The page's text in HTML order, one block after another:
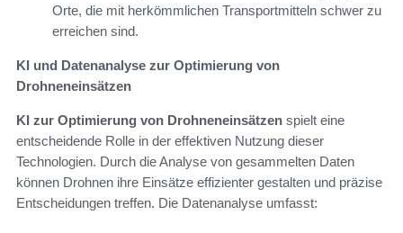
Orte, die mit herkömmlichen Transportmitteln schwer zu
erreichen sind.
KI und Datenanalyse zur Optimierung von
Drohneneinsätzen
KI zur Optimierung von Drohneneinsätzen spielt eine
entscheidende Rolle in der effektiven Nutzung dieser
Technologien. Durch die Analyse von gesammelten Daten
können Drohnen ihre Einsätze effizienter gestalten und präzise
Entscheidungen treffen. Die Datenanalyse umfasst: